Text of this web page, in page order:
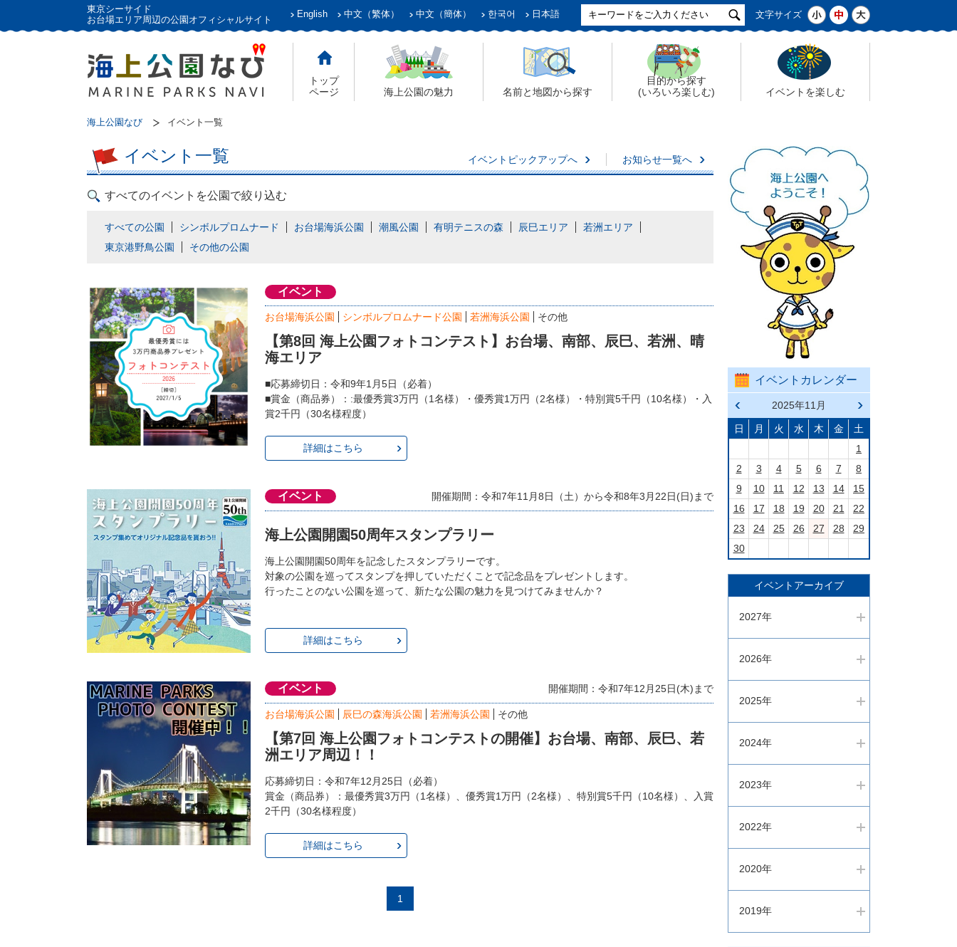
東京シーサイド
お台場エリア周辺の公園オフィシャルサイト
English 中文（繁体） 中文（簡体） 한국어 日本語 文字サイズ
トップ
ページ
海上公園の魅力 名前と地図から探す
目的から探す
(いろいろ楽しむ)
イベントを楽しむ
海上公園なび イベント一覧
イベント一覧 イベントピックアップへ お知らせ一覧へ
すべてのイベントを公園で絞り込む
すべての公園 シンボルプロムナード お台場海浜公園 潮風公園 有明テニスの森 辰巳エリア
若洲エリア
東京港野鳥公園
その他の公園
イベント
お台場海浜公園 シンボルプロムナード公園 若洲海浜公園 その他
【第8回 海上公園フォトコンテスト】お台場、南部、辰巳、若洲、晴
海エリア
■応募締切日：令和9年1月5日（必着）
■賞金（商品券）：:最優秀賞3万円（1名様）・優秀賞1万円（2名様）・特別賞5千円（10名様）・入
賞2千円（30名様程度）
詳細はこちら
イベント 開催期間：令和7年11月8日（土）から令和8年3月22日(日)まで
海上公園開園50周年スタンプラリー
海上公園開園50周年を記念したスタンプラリーです。
対象の公園を巡ってスタンプを押していただくことで記念品をプレゼントします。
行ったことのない公園を巡って、新たな公園の魅力を見つけてみませんか？
詳細はこちら
イベント 開催期間：令和7年12月25日(木)まで
お台場海浜公園 辰巳の森海浜公園 若洲海浜公園 その他
【第7回 海上公園フォトコンテストの開催】お台場、南部、辰巳、若
洲エリア周辺！！
応募締切日：令和7年12月25日（必着）
賞金（商品券）：最優秀賞3万円（1名様）、優秀賞1万円（2名様）、特別賞5千円（10名様）、入賞
2千円（30名様程度）
詳細はこちら
1
イベントカレンダー
前の
月へ
戻る
2025年11月
次の
月へ
進む
日 月 火 水 木 金
土
1
2
3 4 5 6 7
8
9
10 11 12 13 14
15
16
17 18 19 20 21
22
23
24 25 26 27 28
29
30
イベントアーカイブ
2027年
2026年
2025年
2024年
2023年
2022年
2020年
2019年